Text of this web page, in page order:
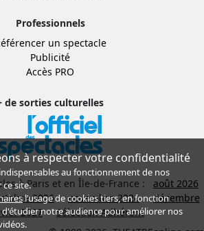
Professionnels
un spectacle
Publicité
Accès PRO
de sorties culturelles
à Paris et en Île-de-France :
août 2026
2026 novembre 2026
décembre
2027
Sélection Adhérent
à respecter votre confidentialité
au fonctionnement de nos
ce site.
l’usage de cookies tiers, en fonction
d'étudier notre audience pour améliorer nos